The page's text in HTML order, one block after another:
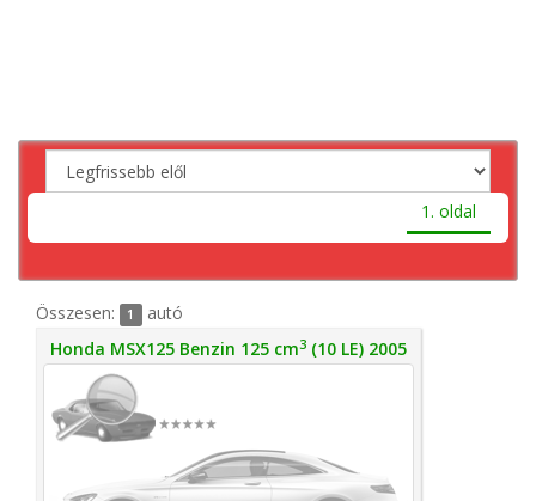
1. oldal
Összesen: 1
autó
Honda MSX125 Benzin 125 cm3 (10 LE) 2005